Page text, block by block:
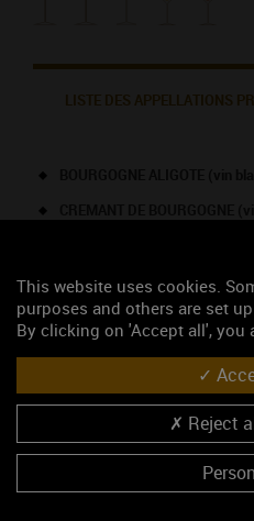
LISTE DES APPELLATIONS
MÂCON (vin rosé)
MÂCON Serrières (vin rouge)
NOUS CONTACTER
Domaine de
This website uses cookies.
purposes and others are set
By clicking on 'Accept all', you
Reject